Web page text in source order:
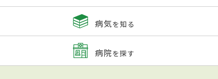
病気を知る
病院を探す